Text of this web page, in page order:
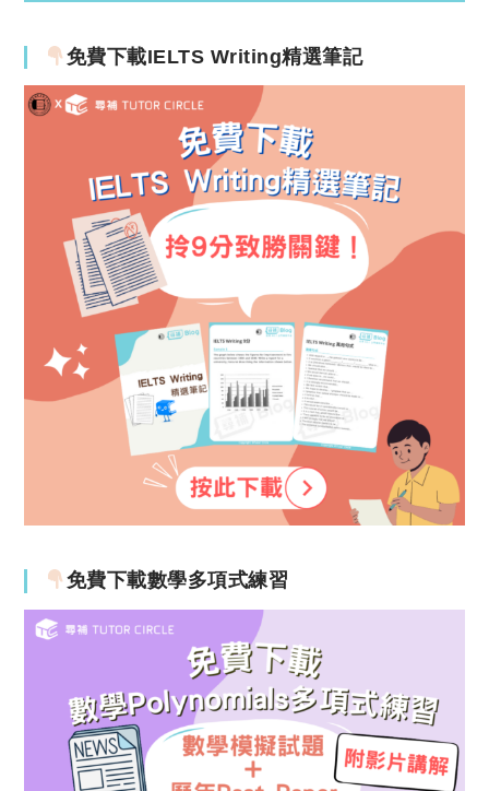
免費下載IELTS Writing精選筆記
免費下載數學多項式練習